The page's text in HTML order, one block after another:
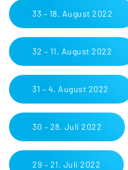
33 – 18. August 2022
32 – 11. August 2022
31 – 4. August 2022
30 – 28. Juli 2022
29 – 21. Juli 2022